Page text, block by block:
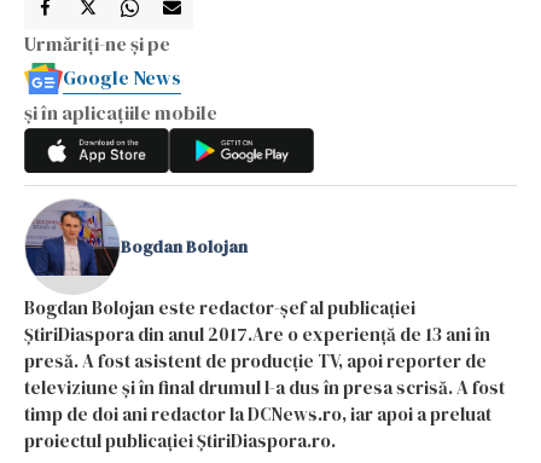
Urmăriți-ne și pe
Google News
și în aplicațiile mobile
Bogdan Bolojan
Bogdan Bolojan este redactor-șef al publicației
ȘtiriDiaspora din anul 2017.Are o experiență de 13 ani în
presă. A fost asistent de producție TV, apoi reporter de
televiziune și în final drumul l-a dus în presa scrisă. A fost
timp de doi ani redactor la DCNews.ro, iar apoi a preluat
proiectul publicației ȘtiriDiaspora.ro.